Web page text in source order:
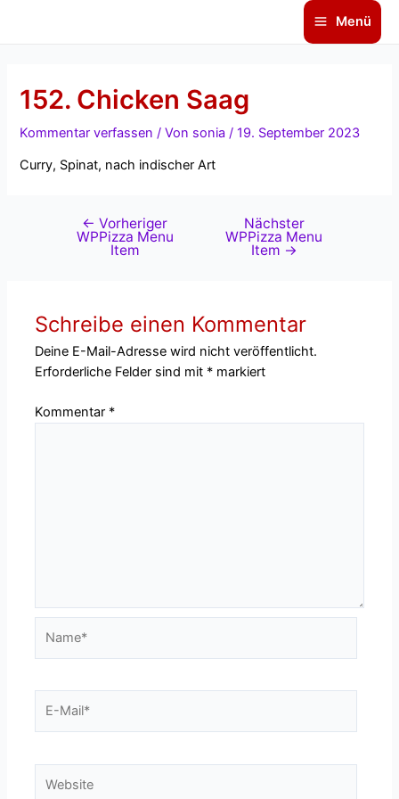
Main
Menü
152. Chicken Saag
Kommentar verfassen / Von sonia/19. September 2023
Curry, Spinat, nach indischer Art
← Vorheriger
WPPizza Menu
Item
Nächster
WPPizza Menu
Item →
Schreibe einen Kommentar
Deine E-Mail-Adresse wird nicht veröffentlicht.
Erforderliche Felder sind mit * markiert
Kommentar *
Mail*